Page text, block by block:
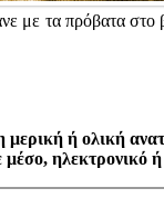
με τα πρόβατα
μερική ή ολική
μέσο, ηλεκτρονικό